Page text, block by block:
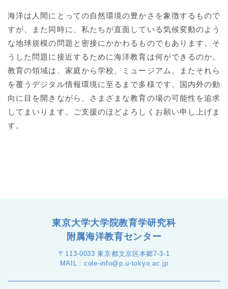
海洋は人間にとっての自然環境の豊かさを象徴するもので
すが、また同時に、私たちが直面している気候変動のよう
な地球規模の問題と密接にかかわるものでもあります。そ
うした問題に接近するために海洋教育は何ができるのか。
教育の領域は、家庭から学校、ミュージアム、またそれら
を覆うデジタル情報環境に至るまで多様です。国内外の動
向に目を開きながら、さまざまな教育の場の可能性を追求
してまいります。ご支援のほどよろしくお願い申し上げま
す。
東京大学大学院教育学研究科
附属海洋教育センター
〒113-0033 東京都文京区本郷7-3-1
MAIL：cole-info@p.u-tokyo.ac.jp